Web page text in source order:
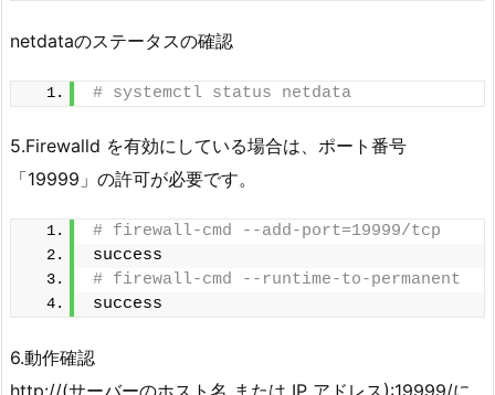
netdataのステータスの確認
# systemctl status netdata
5.Firewalld を有効にしている場合は、ポート番号
「19999」の許可が必要です。
# firewall-cmd --add-port=19999/tcp
success
# firewall-cmd --runtime-to-permanent
success
6.動作確認
http://(サーバーのホスト名 または IP アドレス):19999/に